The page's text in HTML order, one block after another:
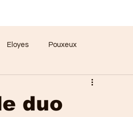
Eloyes Pouxeux
Vecoux
duo